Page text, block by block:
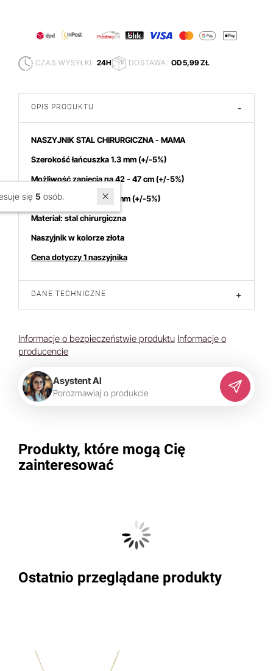
CZAS WYSYŁKI: 24H DOSTAWA: OD 5,99 ZŁ
OPIS PRODUKTU -
NASZYJNIK STAL CHIRURGICZNA - MAMA
Szerokość łańcuszka 1.3 mm(+/-5%)
Możliwość zapięcia na 42 - 47 cm (+/-5%)
Wymiary napisu 21,5/5 mm (+/-5%)
Materiał: stal chirurgiczna
Naszyjnik w kolorze złota
Cena dotyczy 1 naszyjnika
DANE TECHNICZNE +
Informacje o bezpieczeństwie produktu Informacje o
producencie
Asystent AI
Porozmawiaj o produkcie
Produkty, które mogą Cię
zainteresować
Ostatnio przeglądane produkty
W ostatnich 7 dniach produktem interesuje się